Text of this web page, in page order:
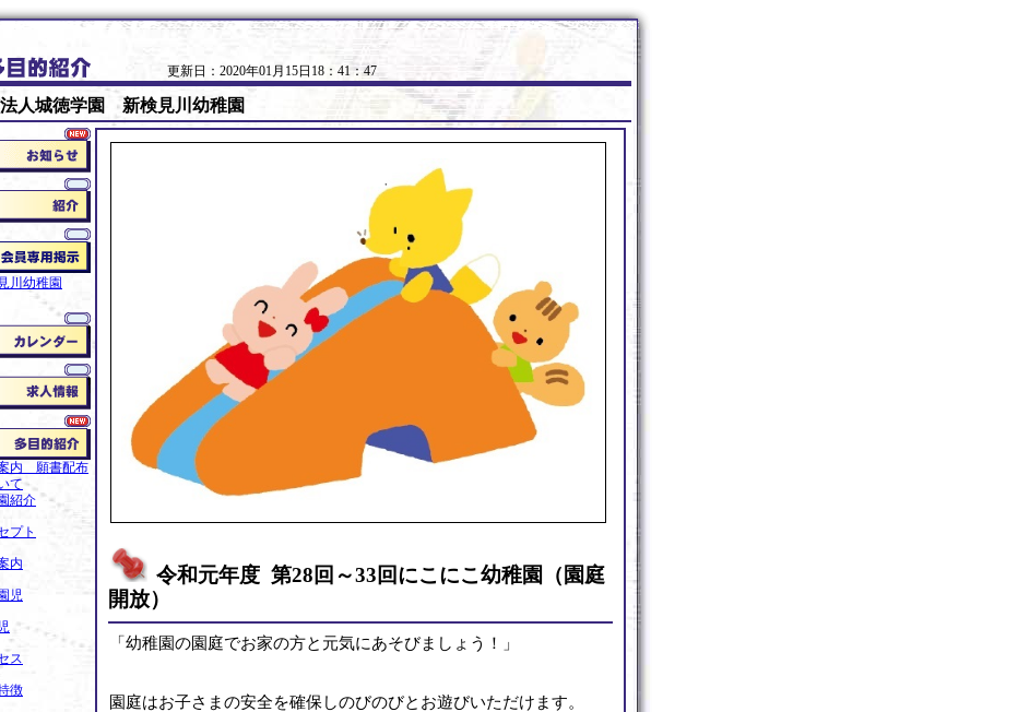
更新日：2020年01月15日18：41：47
人城徳学園 新検見川幼稚園
川幼稚園
内 願書配布
て
紹介
プト
内
児
ス
徴
令和元年度 第28回～33回にこにこ幼稚園（園庭
開放）
「幼稚園の園庭でお家の方と元気にあそびましょう！」
園庭はお子さまの安全を確保しのびのびとお遊びいただけます。